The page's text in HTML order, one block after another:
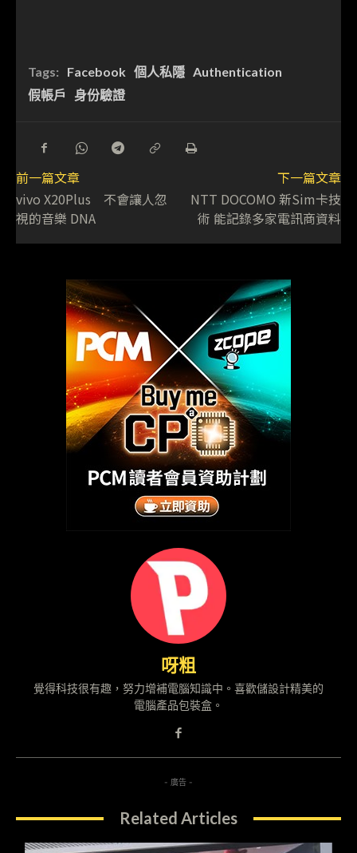
Tags: Facebook 個人私隱 Authentication
假帳戶
身份驗證
前一篇文章
vivo X20Plus 不會讓人忽
視的音樂 DNA
下一篇文章
NTT DOCOMO 新Sim卡技
術 能記錄多家電訊商資料
呀粗
覺得科技很有趣，努力增補電腦知識中。喜歡儲設計精美的
電腦產品包裝盒。
- 廣告 -
Related Articles